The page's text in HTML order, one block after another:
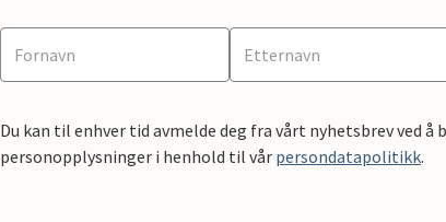
Du kan til enhver tid avmelde deg fra vårt nyhetsbrev ved
personopplysninger i henhold til vår persondatapolitikk.